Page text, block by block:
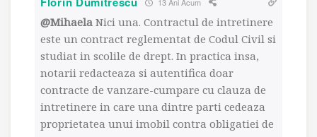
@Mihaela Nici una. Contractul de intretinere
este un contract reglementat de Codul Civil si
studiat in scolile de drept. In practica insa,
notarii redacteaza si autentifica doar
contracte de vanzare-cumpare cu clauza de
intretinere in care una dintre parti cedeaza
proprietatea unui imobil contra obligatiei de